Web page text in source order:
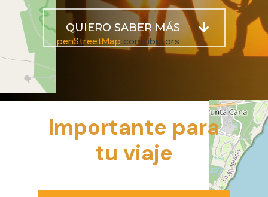
Leaflet
| ©OpenStreetMap contributors
QUIERO SABER MÁS
Importante para
tu viaje